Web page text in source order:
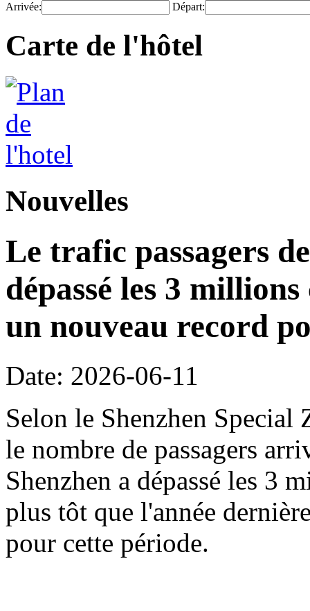
Arrivée: Départ:
Carte de l'hôtel
Nouvelles
Le trafic passagers
dépassé les 3
un nouveau record
Date: 2026-06-11
Selon le Shenzhen
le nombre de passagers
Shenzhen a dépassé les 3
plus tôt que l'année
pour cette période.